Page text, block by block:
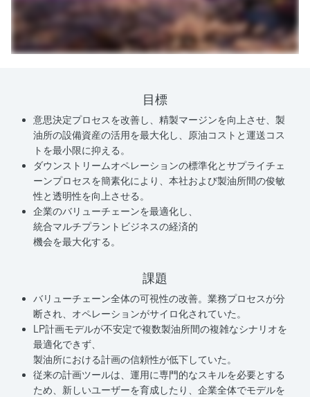
目標
意思決定プロセスを改善し、精製マージンを向上させ、製
油所の設備資産の活用を最大化し、原油コストと運送コス
トを最小限に抑える。
ダウンストリームオペレーションの標準化とサプライチェ
ーンプロセスを簡素化により、本社および製油所間の俊敏
性と透明性を向上させる。
企業のバリューチェーンを最適化し、
統合マルチプラントビジネスの経済的
機会を最大化する。
課題
バリューチェーン全体の可視性の改善。業務プロセスが分
断され、オペレーションがサイロ化されていた。
LP計画モデルが不安定で複数製油所間の複雑なシナリオを
最適化できず、
製油所における計画の信頼性が低下していた。
従来の計画ツールは、運用に専門的なスキルを必要とする
ため、新しいユーザーを育成したり、企業全体でモデルを